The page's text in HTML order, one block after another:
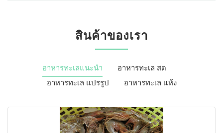
สินค้าของเรา
อาหารทะเลแนะนำ
อาหารทะเล สด
อาหารทะเล แปรรูป
อาหารทะเล แห้ง